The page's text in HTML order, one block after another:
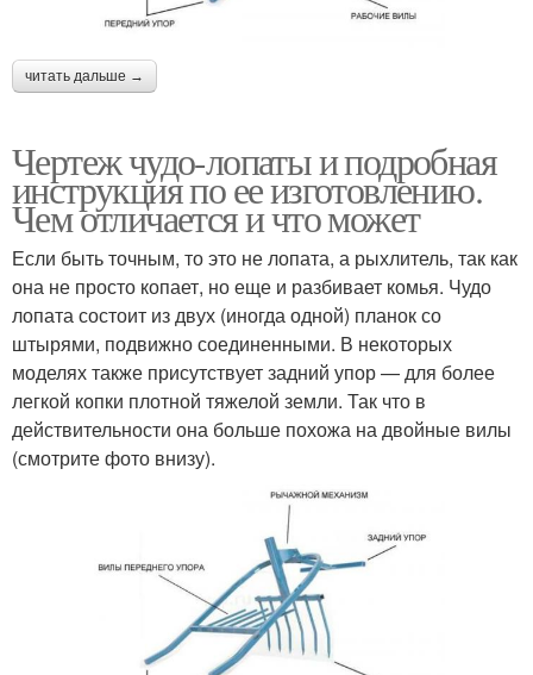
читать дальше →
Чертеж чудо-лопаты и подробная
инструкция по ее изготовлению.
Чем отличается и что может
Если быть точным, то это не лопата, а рыхлитель, так как
она не просто копает, но еще и разбивает комья. Чудо
лопата состоит из двух (иногда одной) планок со
штырями, подвижно соединенными. В некоторых
моделях также присутствует задний упор — для более
легкой копки плотной тяжелой земли. Так что в
действительности она больше похожа на двойные вилы
(смотрите фото внизу).